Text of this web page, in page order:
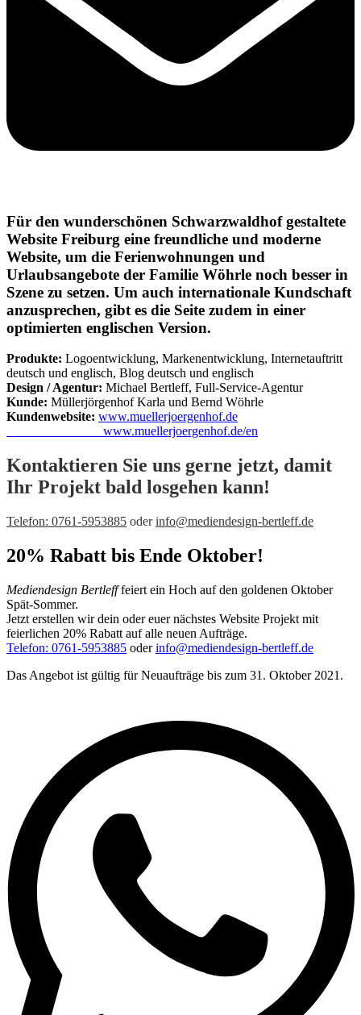
Für den wunderschönen Schwarzwaldhof gestaltete
Website Freiburg eine freundliche und moderne
Website, um die Ferienwohnungen und
Urlaubsangebote der Familie Wöhrle noch besser in
Szene zu setzen. Um auch internationale Kundschaft
anzusprechen, gibt es die Seite zudem in einer
optimierten englischen Version.
Produkte: Logoentwicklung, Markenentwicklung, Internetauftritt
deutsch und englisch, Blog deutsch und englisch
Design / Agentur: Michael Bertleff, Full-Service-Agentur
Kunde: Müllerjörgenhof Karla und Bernd Wöhrle
Kundenwebsite: www.muellerjoergenhof.de
www.muellerjoergenhof.de/en
Kontaktieren Sie uns gerne jetzt, damit
Ihr Projekt bald losgehen kann!
Telefon: 0761-5953885 oderinfo@mediendesign-bertleff.de
20% Rabatt bis Ende Oktober!
Mediendesign Bertlefffeiert ein Hoch auf den goldenen Oktober
Spät-Sommer.
Jetzt erstellen wir dein oder euer nächstes Website Projekt mit
feierlichen 20% Rabatt auf alle neuen Aufträge.
Telefon: 0761-5953885 oderinfo@mediendesign-bertleff.de
Das Angebot ist gültig für Neuaufträge bis zum 31. Oktober 2021.